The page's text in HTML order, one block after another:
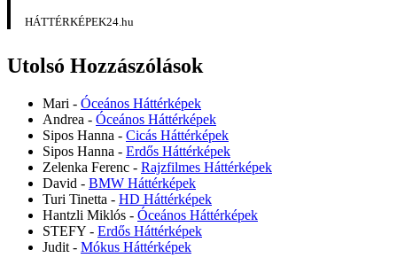
HÁTTÉRKÉPEK24.hu
Utolsó Hozzászólások
Mari - Óceános Háttérképek
Andrea - Óceános Háttérképek
Sipos Hanna - Cicás Háttérképek
Sipos Hanna - Erdős Háttérképek
Zelenka Ferenc - Rajzfilmes Háttérképek
David - BMW Háttérképek
Turi Tinetta - HD Háttérképek
Hantzli Miklós - Óceános Háttérképek
STEFY - Erdős Háttérképek
Judit - Mókus Háttérképek